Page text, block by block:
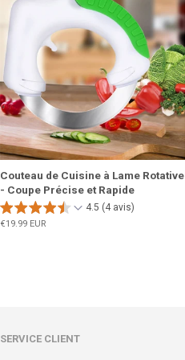
Couteau de Cuisine à Lame Rotative
- Coupe Précise et Rapide
4.5 (4 avis)
Prix
€19.99 EUR
SERVICE CLIENT